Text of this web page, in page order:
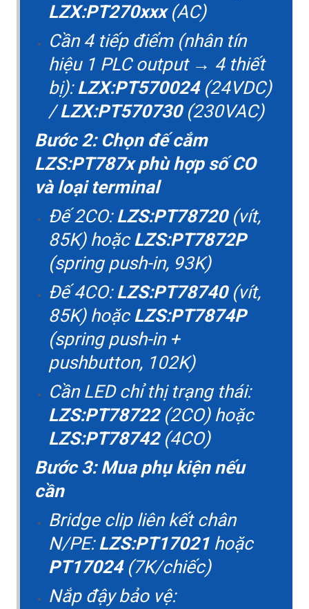
LZX:PT270xxx(AC)
Cần 4 tiếp điểm (nhân tín
hiệu 1 PLC output → 4 thiết
bị): LZX:PT570024(24VDC)
/LZX:PT570730(230VAC)
Bước 2: Chọn đế cắm
LZS:PT787x phù hợp số CO
và loại terminal
Đế 2CO: LZS:PT78720(vít,
85K) hoặc LZS:PT7872P
(spring push-in, 93K)
Đế 4CO: LZS:PT78740(vít,
85K) hoặc LZS:PT7874P
(spring push-in +
pushbutton, 102K)
Cần LED chỉ thị trạng thái:
LZS:PT78722(2CO) hoặc
LZS:PT78742(4CO)
Bước 3: Mua phụ kiện nếu
cần
Bridge clip liên kết chân
N/PE: LZS:PT17021 hoặc
PT17024(7K/chiếc)
Nắp đậy bảo vệ: